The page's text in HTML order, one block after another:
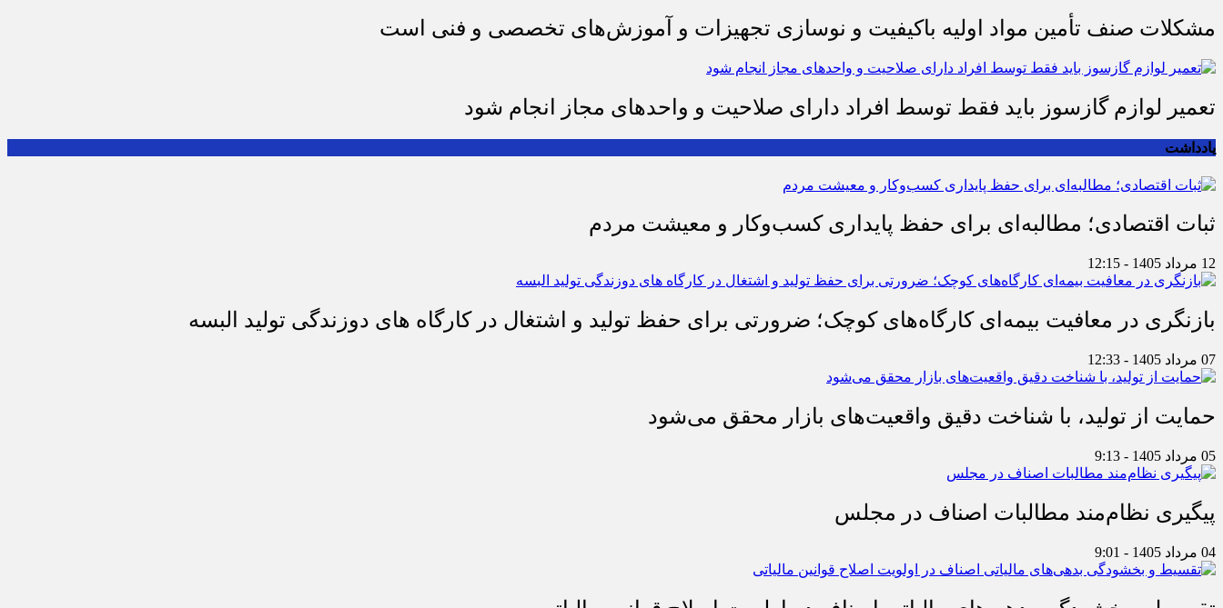
مشکلات صنف تأمین مواد اولیه باکیفیت و نوسازی تجهیزات و آموزش‌های تخصصی و فنی است
تعمیر لوازم گازسوز باید فقط توسط افراد دارای صلاحیت و واحدهای مجاز انجام شود
یادداشت
ثبات اقتصادی؛ مطالبه‌ای برای حفظ پایداری کسب‌وکار و معیشت مردم
12 مرداد 1405 - 12:15
بازنگری در معافیت بیمه‌ای کارگاه‌های کوچک؛ ضرورتی برای حفظ تولید و اشتغال در کارگاه های دوزندگی تولید البسه
07 مرداد 1405 - 12:33
حمایت از تولید، با شناخت دقیق واقعیت‌های بازار محقق می‌شود
05 مرداد 1405 - 9:13
پیگیری نظام‌مند مطالبات اصناف در مجلس
04 مرداد 1405 - 9:01